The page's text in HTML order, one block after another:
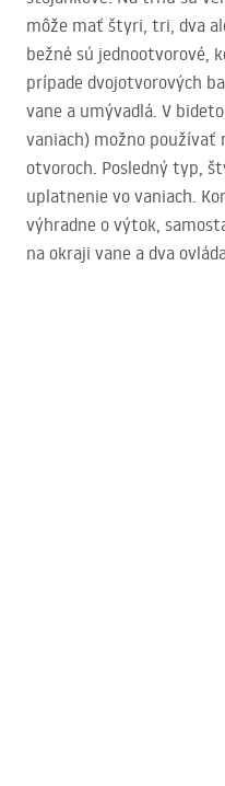
môže mať štyri, tri, dva
bežné sú jednootvorové,
prípade dvojotvorových
vane a umývadlá. V
vaniach) možno používať
otvoroch. Posledný typ,
uplatnenie vo vaniach.
výhradne o výtok,
na okraji vane a dva